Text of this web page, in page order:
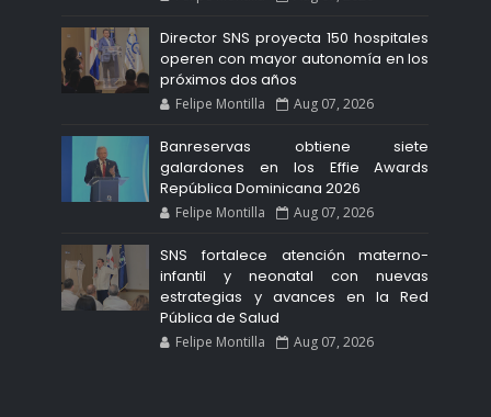
Director SNS proyecta 150 hospitales
operen con mayor autonomía en los
próximos dos años
Felipe Montilla Aug 07, 2026
Banreservas obtiene siete
galardones en los Effie Awards
República Dominicana 2026
Felipe Montilla Aug 07, 2026
SNS fortalece atención materno-
infantil y neonatal con nuevas
estrategias y avances en la Red
Pública de Salud
Felipe Montilla Aug 07, 2026